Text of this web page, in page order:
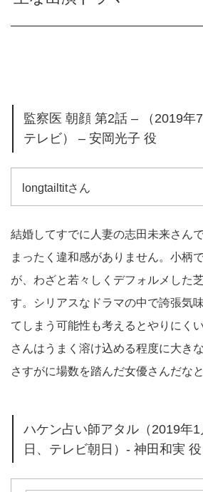
監察医 朝顔 第2話 – （2019年
テレビ） – 安岡光子 役
longtailtitさん
結婚してすでに人妻の志田未来さん
まったく違和感がありません。小柄
が、わざと若々しくデフォルメした
す。シリアスなドラマの中で誇張気
てしまう可能性も考えるとやりにく
さんはうまく溶け込める程度に大き
さすがに場数を踏んだ女優さんだな
ハケン占い師アタル（2019年
日、テレビ朝日）- 神田和実 役